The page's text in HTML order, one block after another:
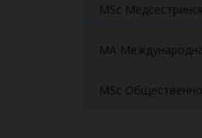
MSc
MA
MSc